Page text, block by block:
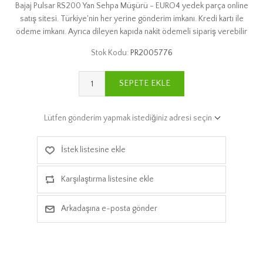
Bajaj Pulsar RS200 Yan Sehpa Müşürü - EURO4 yedek parça online
satış sitesi. Türkiye'nin her yerine gönderim imkanı. Kredi kartı ile
ödeme imkanı. Ayrıca dileyen kapıda nakit ödemeli sipariş verebilir
Stok Kodu: PR2005776
SEPETE EKLE
Lütfen gönderim yapmak istediğiniz adresi seçin
İstek listesine ekle
Karşılaştırma listesine ekle
Arkadaşına e-posta gönder